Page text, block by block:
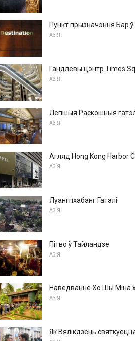
Пункт прызначэння Бар ў
АЗІЯ
Гандлёвы цэнтр Times
АЗІЯ
Лепшыя Раскошныя
АЗІЯ
Агляд Hong Kong Harbor
АЗІЯ
Луангпхабанг Гатэлі
АЗІЯ
Пітво ў Тайландзе
АЗІЯ
Наведванне Хо Шы Міна
АЗІЯ
Як Вялікдзень святкуецца